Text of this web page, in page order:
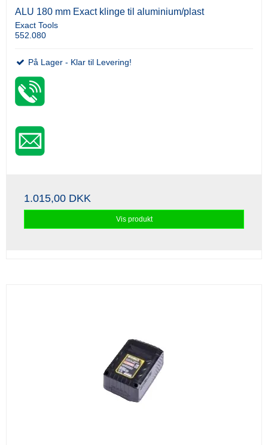
ALU 180 mm Exact klinge til aluminium/plast
Exact Tools
552.080
På Lager - Klar til Levering!
1.015,00 DKK
Vis produkt